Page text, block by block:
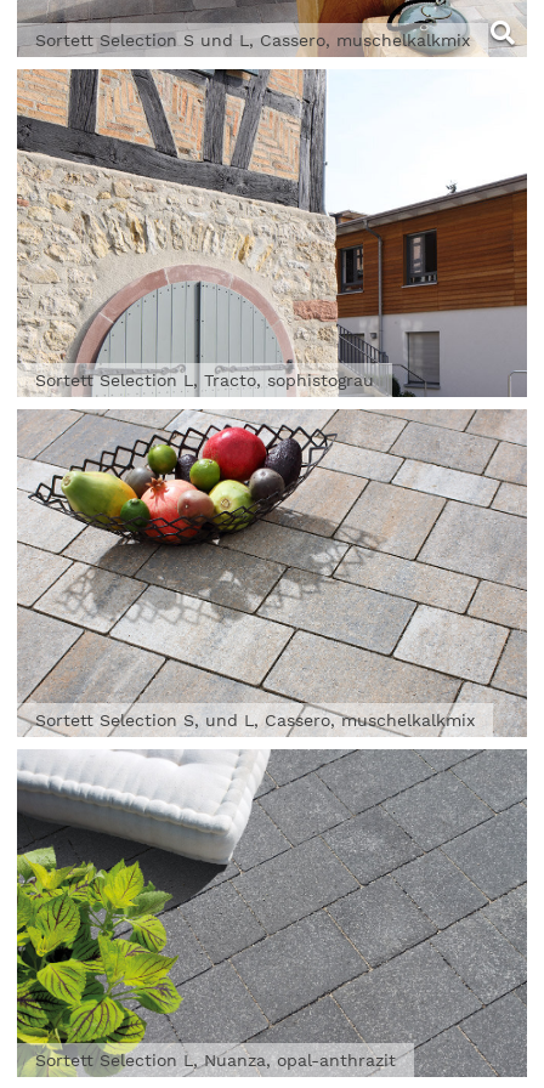
Sortett Selection S und L, Cassero, muschelkalkmix
Sortett Selection L, Tracto, sophistograu
Sortett Selection S, und L, Cassero, muschelkalkmix
Sortett Selection L, Nuanza, opal-anthrazit